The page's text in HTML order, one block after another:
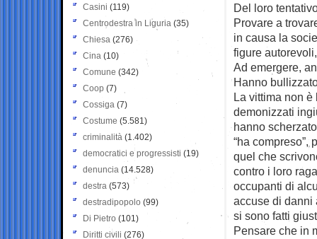
Del loro
Provare a
in causa la
figure
Ad emergere,
Hanno
La vittima non è
demonizzati
hanno
“ha compreso”,
quel che
contro i loro
occupanti di
accuse di danni
si sono fatti
Pensare che in
Casini (119)
Centrodestra in Liguria (35)
Chiesa (276)
Cina (10)
Comune (342)
Coop (7)
Cossiga (7)
Costume (5.581)
criminalità (1.402)
democratici e progressisti (19)
denuncia (14.528)
destra (573)
destradipopolo (99)
Di Pietro (101)
Diritti civili (276)